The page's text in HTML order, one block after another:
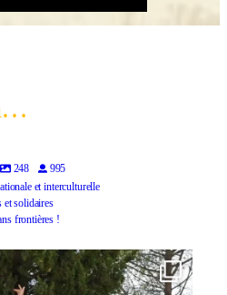
248
995
et interculturelle
et solidaires
frontières !
la semaine JET à Marseille ...